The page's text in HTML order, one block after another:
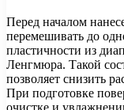
Перед началом
перемешивать до
пластичности из
Ленгмюра. Такой
позволяет снизить
При подготовке
очистке и